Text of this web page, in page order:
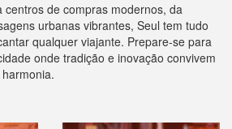
centros de compras modernos, da
urbanas vibrantes, Seul tem tudo
qualquer viajante. Prepare-se para
onde tradição e inovação convivem